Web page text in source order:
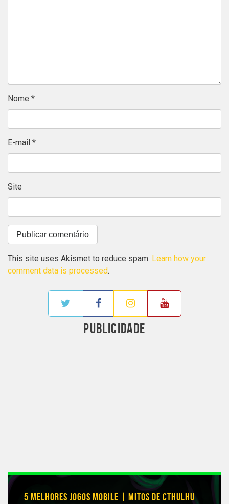
Nome *
E-mail *
Site
This site uses Akismet to reduce spam. Learn how your
comment data is processed.
PUBLICIDADE
5 MELHORES JOGOS MOBILE | MITOS DE CTHULHU